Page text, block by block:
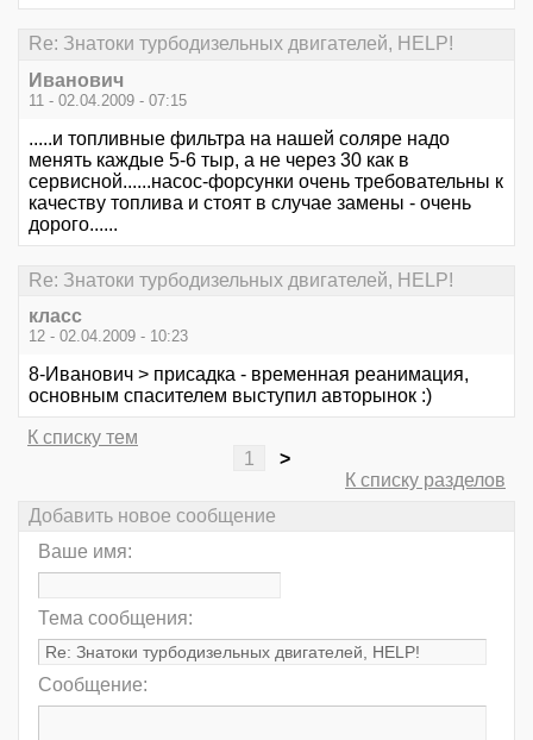
Re: Знатоки турбодизельных двигателей, HELP!
Иванович
11 - 02.04.2009 - 07:15
.....и топливные фильтра на нашей соляре надо
менять каждые 5-6 тыр, а не через 30 как в
сервисной......насос-форсунки очень требовательны к
качеству топлива и стоят в случае замены - очень
дорого......
Re: Знатоки турбодизельных двигателей, HELP!
класс
12 - 02.04.2009 - 10:23
8-Иванович > присадка - временная реанимация,
основным спасителем выступил авторынок :)
К списку тем
1
>
К списку разделов
Добавить новое сообщение
Ваше имя:
Тема сообщения:
Сообщение: